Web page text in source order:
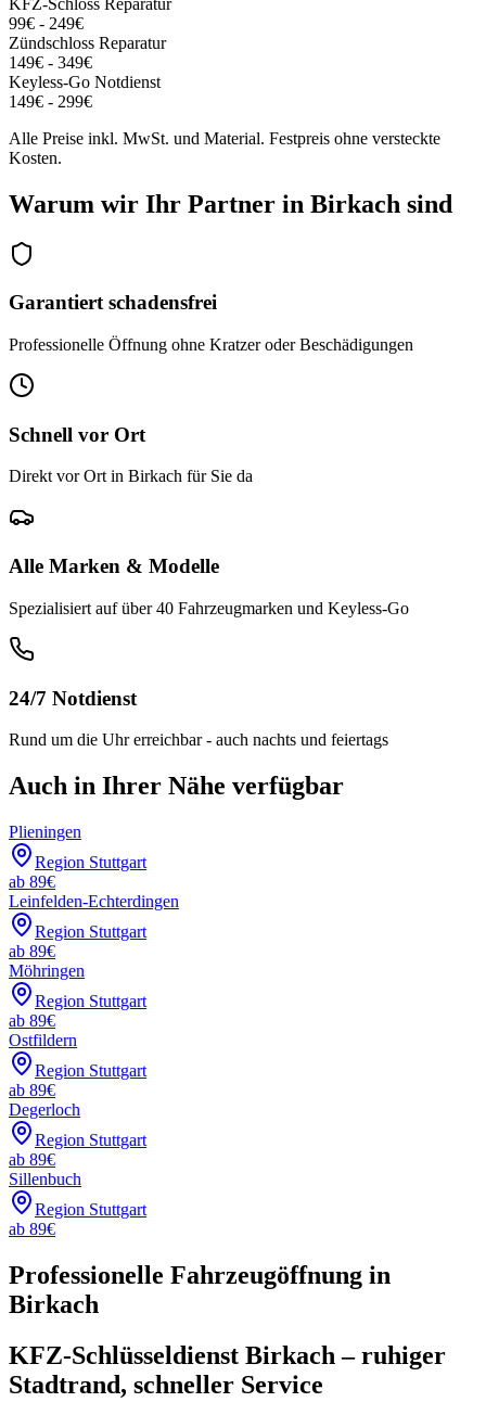
99€ - 249€
Zündschloss Reparatur
149€ - 349€
Keyless-Go Notdienst
149€ - 299€
Alle Preise inkl. MwSt. und Material. Festpreis ohne versteckte
Kosten.
Warum wir Ihr Partner in Birkach sind
Garantiert schadensfrei
Professionelle Öffnung ohne Kratzer oder Beschädigungen
Schnell vor Ort
Direkt vor Ort in Birkach für Sie da
Alle Marken & Modelle
Spezialisiert auf über 40 Fahrzeugmarken und Keyless-Go
24/7 Notdienst
Rund um die Uhr erreichbar - auch nachts und feiertags
Auch in Ihrer Nähe verfügbar
Plieningen
Region Stuttgart
ab 89€
Leinfelden-Echterdingen
Region Stuttgart
ab 89€
Möhringen
Region Stuttgart
ab 89€
Ostfildern
Region Stuttgart
ab 89€
Degerloch
Region Stuttgart
ab 89€
Sillenbuch
Region Stuttgart
ab 89€
Professionelle Fahrzeugöffnung in
Birkach
KFZ-Schlüsseldienst Birkach – ruhiger
Stadtrand, schneller Service